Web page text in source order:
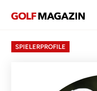
SPIELERPROFILE